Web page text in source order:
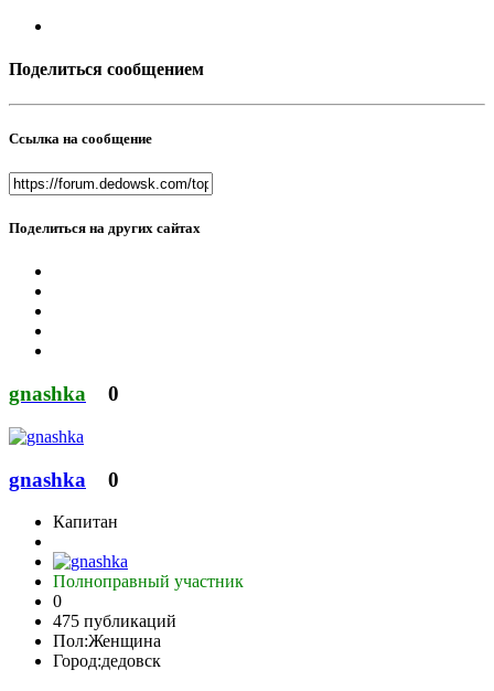
Поделиться сообщением
Ссылка на сообщение
Поделиться на других сайтах
gnashka 0
gnashka 0
Капитан
Полноправный участник
0
475 публикаций
Пол:Женщина
Город:дедовск